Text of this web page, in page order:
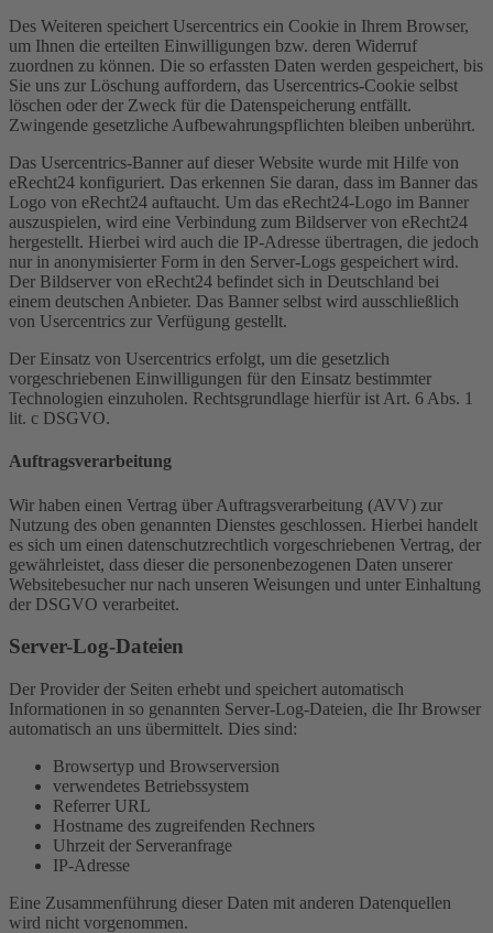
Des Weiteren speichert Usercentrics ein Cookie in Ihrem Browser,
um Ihnen die erteilten Einwilligungen bzw. deren Widerruf
zuordnen zu können. Die so erfassten Daten werden gespeichert, bis
Sie uns zur Löschung auffordern, das Usercentrics-Cookie selbst
löschen oder der Zweck für die Datenspeicherung entfällt.
Zwingende gesetzliche Aufbewahrungspflichten bleiben unberührt.
Das Usercentrics-Banner auf dieser Website wurde mit Hilfe von
eRecht24 konfiguriert. Das erkennen Sie daran, dass im Banner das
Logo von eRecht24 auftaucht. Um das eRecht24-Logo im Banner
auszuspielen, wird eine Verbindung zum Bildserver von eRecht24
hergestellt. Hierbei wird auch die IP-Adresse übertragen, die jedoch
nur in anonymisierter Form in den Server-Logs gespeichert wird.
Der Bildserver von eRecht24 befindet sich in Deutschland bei
einem deutschen Anbieter. Das Banner selbst wird ausschließlich
von Usercentrics zur Verfügung gestellt.
Der Einsatz von Usercentrics erfolgt, um die gesetzlich
vorgeschriebenen Einwilligungen für den Einsatz bestimmter
Technologien einzuholen. Rechtsgrundlage hierfür ist Art. 6 Abs. 1
lit. c DSGVO.
Auftragsverarbeitung
Wir haben einen Vertrag über Auftragsverarbeitung (AVV) zur
Nutzung des oben genannten Dienstes geschlossen. Hierbei handelt
es sich um einen datenschutzrechtlich vorgeschriebenen Vertrag, der
gewährleistet, dass dieser die personenbezogenen Daten unserer
Websitebesucher nur nach unseren Weisungen und unter Einhaltung
der DSGVO verarbeitet.
Server-Log-Dateien
Der Provider der Seiten erhebt und speichert automatisch
Informationen in so genannten Server-Log-Dateien, die Ihr Browser
automatisch an uns übermittelt. Dies sind:
Browsertyp und Browserversion
verwendetes Betriebssystem
Referrer URL
Hostname des zugreifenden Rechners
Uhrzeit der Serveranfrage
IP-Adresse
Eine Zusammenführung dieser Daten mit anderen Datenquellen
wird nicht vorgenommen.